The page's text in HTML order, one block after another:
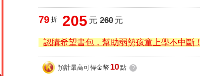
79 折 205 元 260元
認購希望書包，幫助弱勢孩童上學不中斷！
預計最高可得金幣 10點 ?